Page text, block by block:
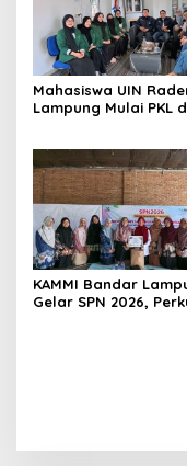
Mahasiswa UIN
Lampung Mulai PKL
KAMMI Bandar
Gelar SPN 2026,